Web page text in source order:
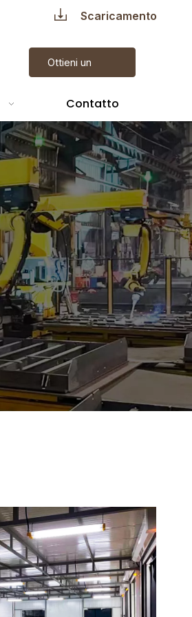
Scaricamento
Ottieni un
Contatto